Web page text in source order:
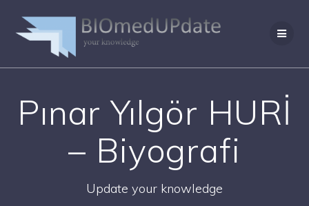
to
content
Pınar Yılgör HURİ
– Biyografi
Update your knowledge